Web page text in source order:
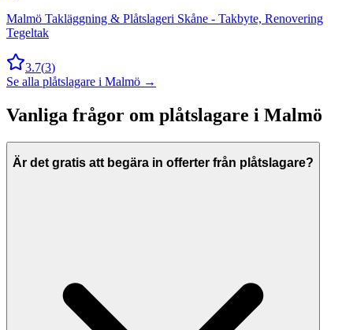
Malmö Takläggning & Plåtslageri Skåne - Takbyte, Renovering
Tegeltak
3.7(3)
Se alla plåtslagare i Malmö →
Vanliga frågor om plåtslagare i Malmö
Är det gratis att begära in offerter från plåtslagare?